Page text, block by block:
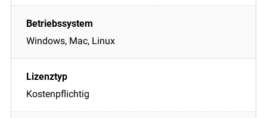
Windows, Mac, Linux
Kostenpflichtig